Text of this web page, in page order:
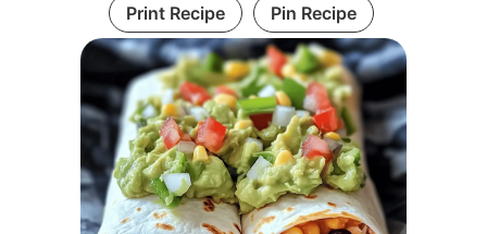
Print Recipe Pin Recipe